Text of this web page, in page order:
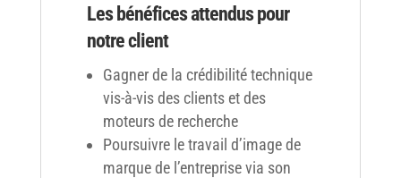
Les bénéfices attendus pour
notre client
Gagner de la crédibilité technique
vis-à-vis des clients et des
moteurs de recherche
Poursuivre le travail d’image de
marque de l’entreprise via son